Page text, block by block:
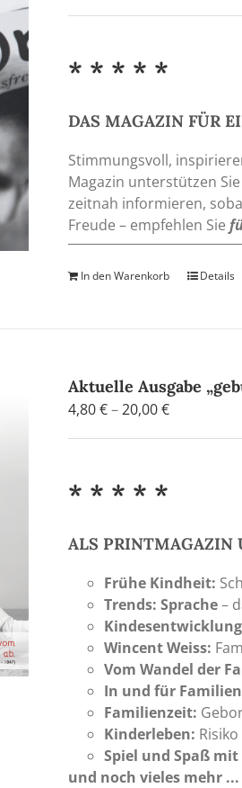
* * * * *
DAS MAGAZIN FÜR
Stimmungsvoll,
Magazin unterstützen
zeitnah informieren,
Freude – empfehlen Sie
In den Warenkorb Details
Aktuelle Ausgabe
4,80€–20,00€
* * * * *
ALS PRINTMAGAZIN
Frühe Kindheit:
Trends: Sprache–
Wincent Weiss:
Vom Wandel der
In und für
Familienzeit:
Kinderleben:
Spiel und Spaß
und noch vieles mehr ...